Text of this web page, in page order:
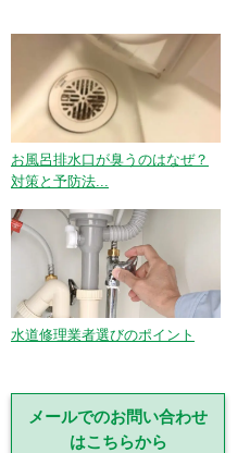
お風呂排水口が臭うのはなぜ？
対策と予防法...
水道修理業者選びのポイント
メールでのお問い合わせ
はこちらから